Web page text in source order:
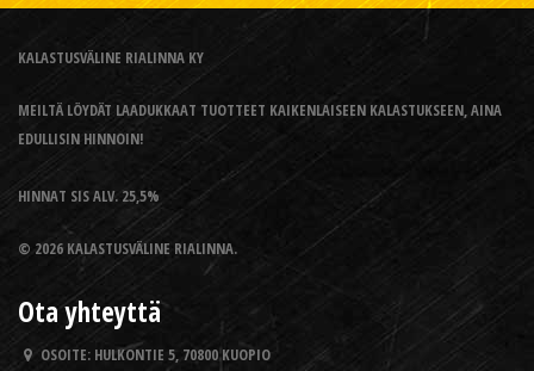
KALASTUSVÄLINE RIALINNA KY
MEILTÄ LÖYDÄT LAADUKKAAT TUOTTEET KAIKENLAISEEN KALASTUKSEEN, AINA
EDULLISIN HINNOIN!
HINNAT SIS ALV. 25,5%
© 2026 KALASTUSVÄLINE RIALINNA.
Ota yhteyttä
OSOITE: HULKONTIE 5, 70800 KUOPIO